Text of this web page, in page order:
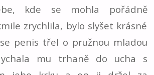
kde se mohla pořádně
zrychlila, bylo slyšet krásné
penis třel o pružnou mladou
mu trhaně do ucha s